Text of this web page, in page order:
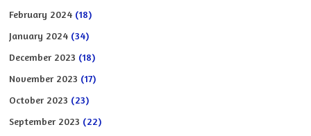
February 2024 (18)
January 2024 (34)
December 2023 (18)
November 2023 (17)
October 2023 (23)
September 2023 (22)